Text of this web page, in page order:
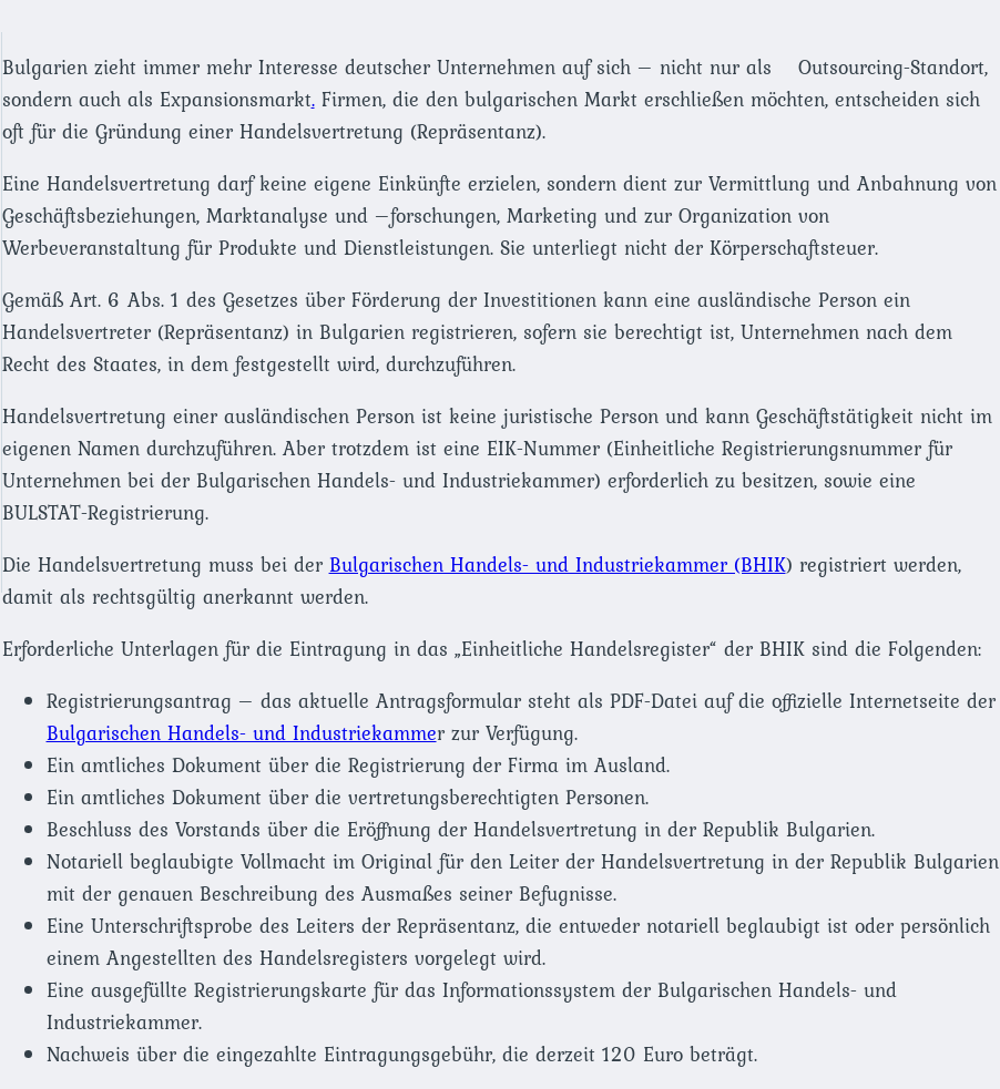
Bulgarien zieht immer mehr Interesse deutscher Unternehmen auf sich – nicht nur als Outsourcing-Standort,
sondern auch als Expansionsmarkt.Firmen, die den bulgarischen Markt erschließen möchten, entscheiden sich
oft für die Gründung einer Handelsvertretung (Repräsentanz).
Eine Handelsvertretung darf keine eigene Einkünfte erzielen, sondern dient zur Vermittlung und Anbahnung von
Geschäftsbeziehungen, Marktanalyse und –forschungen, Marketing und zur Organization von
Werbeveranstaltung für Produkte und Dienstleistungen. Sie unterliegt nicht der Körperschaftsteuer.
Gemäß Art. 6 Abs. 1 des Gesetzes über Förderung der Investitionen kann eine ausländische Person ein
Handelsvertreter (Repräsentanz) in Bulgarien registrieren, sofern sie berechtigt ist, Unternehmen nach dem
Recht des Staates, in dem festgestellt wird, durchzuführen.
Handelsvertretung einer ausländischen Person ist keine juristische Person und kann Geschäftstätigkeit nicht im
eigenen Namen durchzuführen. Aber trotzdem ist eine EIK-Nummer (Einheitliche Registrierungsnummer für
Unternehmen bei der Bulgarischen Handels- und Industriekammer) erforderlich zu besitzen, sowie eine
BULSTAT-Registrierung.
Die Handelsvertretung muss bei der Bulgarischen Handels- und Industriekammer (BHIK) registriert werden,
damit als rechtsgültig anerkannt werden.
Erforderliche Unterlagen für die Eintragung in das „Einheitliche Handelsregister“ der BHIK sind die Folgenden:
Registrierungsantrag – das aktuelle Antragsformular steht als PDF-Datei auf die offizielle Internetseite der
Bulgarischen Handels- und Industriekammer zur Verfügung.
Ein amtliches Dokument über die Registrierung der Firma im Ausland.
Ein amtliches Dokument über die vertretungsberechtigten Personen.
Beschluss des Vorstands über die Eröffnung der Handelsvertretung in der Republik Bulgarien.
Notariell beglaubigte Vollmacht im Original für den Leiter der Handelsvertretung in der Republik Bulgarien
mit der genauen Beschreibung des Ausmaßes seiner Befugnisse.
Eine Unterschriftsprobe des Leiters der Repräsentanz, die entweder notariell beglaubigt ist oder persönlich
einem Angestellten des Handelsregisters vorgelegt wird.
Eine ausgefüllte Registrierungskarte für das Informationssystem der Bulgarischen Handels- und
Industriekammer.
Nachweis über die eingezahlte Eintragungsgebühr, die derzeit 120 Euro beträgt.